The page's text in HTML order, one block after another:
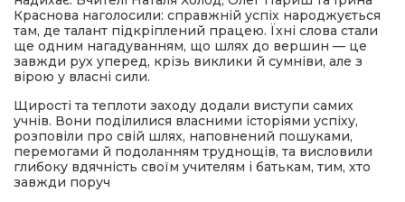
Краснова наголосили: справжній успіх народжується
там, де талант підкріплений працею. Їхні слова стали
ще одним нагадуванням, що шлях до вершин — це
завжди рух уперед, крізь виклики й сумніви, але з
вірою у власні сили.
Щирості та теплоти заходу додали виступи самих
учнів. Вони поділилися власними історіями успіху,
розповіли про свій шлях, наповнений пошуками,
перемогами й подоланням труднощів, та висловили
глибоку вдячність своїм учителям і батькам, тим, хто
завжди поруч